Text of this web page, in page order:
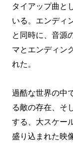
タイアップ曲と
いる。エンディ
と同時に、音源
マとエンディン
れた。
過酷な世界の中
る敵の存在、そ
する、大スケー
盛り込まれた映